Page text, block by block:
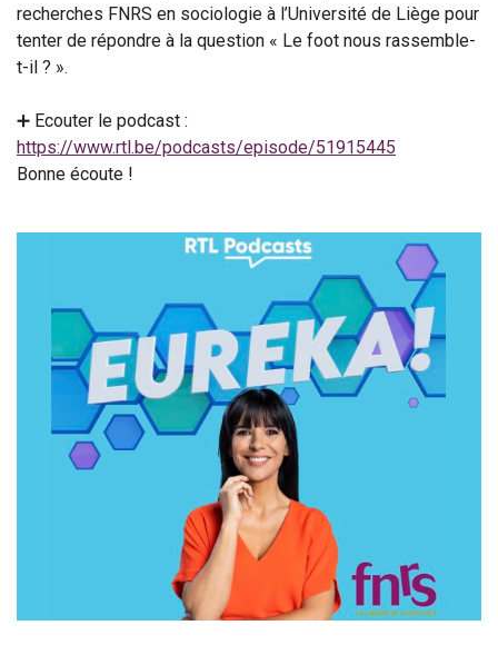
recherches FNRS en sociologie à l’Université de Liège pour
tenter de répondre à la question « Le foot nous rassemble-
t-il ? ».
➕ Ecouter le podcast :
https://www.rtl.be/podcasts/episode/51915445
Bonne écoute !